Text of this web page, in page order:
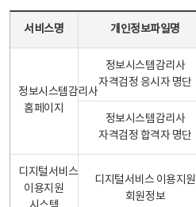
서비스명 개인정보파일명
정보시스템감리사
홈페이지
정보시스템감리사
자격검정 응시자 명단
정보시스템감리사
자격검정 합격자 명단
디지털서비스
이용지원
디지털서비스 이용지원
회원정보